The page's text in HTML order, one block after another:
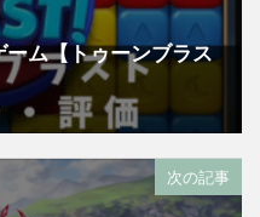
ム【トゥーンブラス
次の記事